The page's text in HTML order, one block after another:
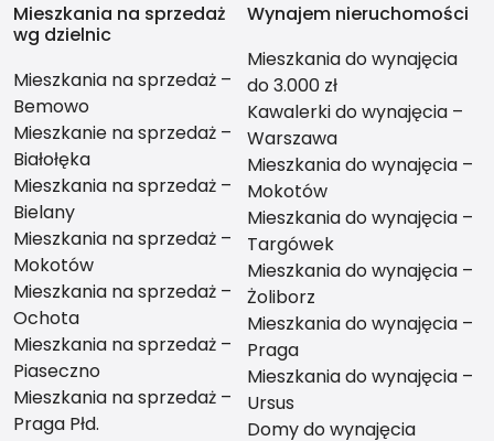
Mieszkania na sprzedaż
wg dzielnic
Mieszkania na sprzedaż –
Bemowo
Mieszkanie na sprzedaż –
Białołęka
Mieszkania na sprzedaż –
Bielany
Mieszkania na sprzedaż –
Mokotów
Mieszkania na sprzedaż –
Ochota
Mieszkania na sprzedaż –
Piaseczno
Mieszkania na sprzedaż –
Praga Płd.
Wynajem nieruchomości
Mieszkania do wynajęcia
do 3.000 zł
Kawalerki do wynajęcia –
Warszawa
Mieszkania do wynajęcia –
Mokotów
Mieszkania do wynajęcia –
Targówek
Mieszkania do wynajęcia –
Żoliborz
Mieszkania do wynajęcia –
Praga
Mieszkania do wynajęcia –
Ursus
Domy do wynajęcia